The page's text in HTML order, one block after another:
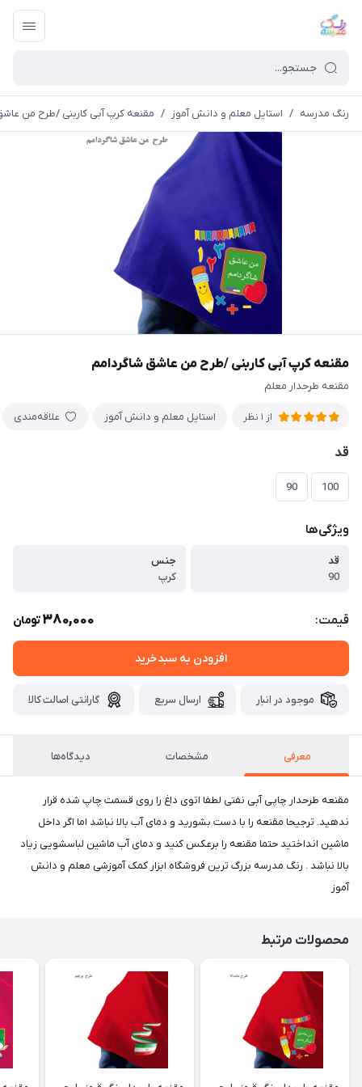
رنگ مدرسه / استایل معلم و دانش آموز / مقنعه کرپ آبی کاربنی /طرح من
مقنعه کرپ آبی کاربنی /طرح من عاشق شاگردامم
مقنعه طرحدار معلم
از 1 نظر استایل معلم و دانش آموز علاقه‌مندی
قد
100
90
ویژگی‌ها
قد
90
جنس
کرپ
قیمت: 380,000تومان
افزودن به سبدخرید
موجود در انبار ارسال سریع گارانتی اصالت کالا
معرفی مشخصات دیدگاه‌ها
مقنعه طرحدار چاپی آبی نفتی لطفا اتوی داغ را روی قسمت چاپ شده قرار
ندهید. ترجیحا مقنعه را با دست بشورید و دمای آب بالا نباشد اما اگر داخل
ماشین انداختید حتما مقنعه را برعکس کنید و دمای آب ماشین لباسشویی زیاد
بالا نباشد . رنگ مدرسه بزرگ ترین فروشگاه ابزار کمک آموزشی معلم و دانش
آموز
محصولات مرتبط